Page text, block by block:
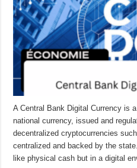
A Central Bank Digital Currency is
national currency, issued and
decentralized cryptocurrencies
centralized and backed by the
like physical cash but in a digital